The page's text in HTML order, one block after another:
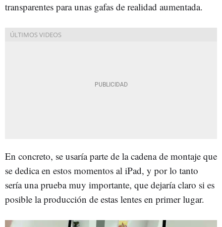
transparentes para unas gafas de realidad aumentada.
En concreto, se usaría parte de la cadena de montaje que
se dedica en estos momentos al iPad, y por lo tanto
sería una prueba muy importante, que dejaría claro si es
posible la producción de estas lentes en primer lugar.